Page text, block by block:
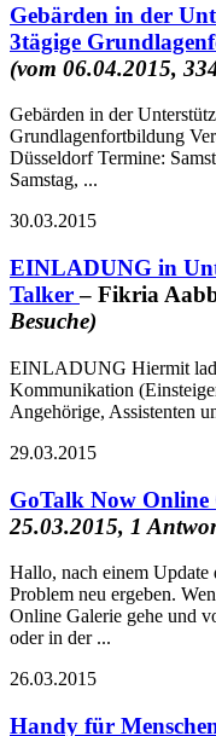
Gebärden in der
3tägige
(vom 06.04.2015,
Gebärden in der
Grundlagenfortbildung
Düsseldorf Termine:
Samstag, ...
30.03.2015
EINLADUNG in
Talker– Fikria
Besuche)
EINLADUNG Hiermit
Kommunikation
Angehörige, Assistenten
29.03.2015
GoTalk Now Online
25.03.2015, 1
Hallo, nach einem
Problem neu ergeben.
Online Galerie gehe und
oder in der ...
26.03.2015
Handy für